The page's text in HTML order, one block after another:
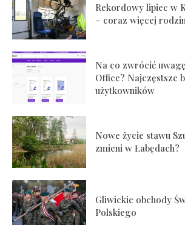
Rekordowy lipiec w
– coraz więcej
Na co zwrócić
Office? Najczęstsze
użytkowników
Nowe życie stawu
zmieni w Łabędach?
Gliwickie obchody
Polskiego